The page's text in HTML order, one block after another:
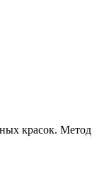
красок. Метод